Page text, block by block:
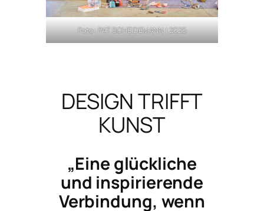
Foto: PAT SCHEIDEMANN | 2025
DESIGN TRIFFT
KUNST
„Eine glückliche
und inspirierende
Verbindung, wenn